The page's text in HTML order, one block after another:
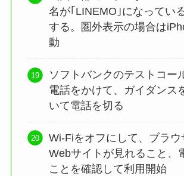
名が｢LINEMO｣になってい
する。圏外表示の場合は
動
ソフトバンクのテストコー
電話をかけて、ガイダンス
いて電話を切る
Wi-Fiをオフにして、ブラウ
Webサイトが見れること、
ことを確認して利用開始